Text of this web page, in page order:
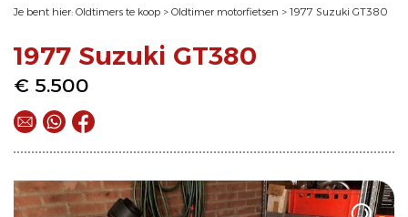
Je bent hier: Oldtimers te koop > Oldtimer motorfietsen > 1977 Suzuki GT380
1977 Suzuki GT380
€ 5.500